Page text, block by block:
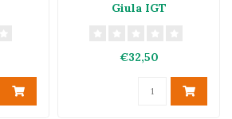
Giula IGT
€32,50